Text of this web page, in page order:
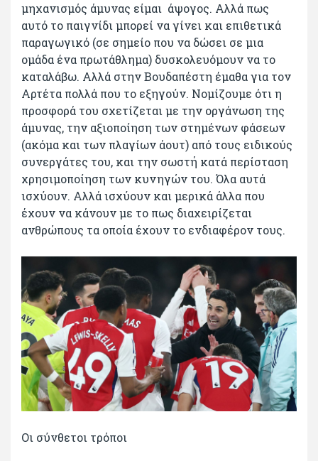
μηχανισμός άμυνας είμαι άψογος. Αλλά πως
αυτό το παιγνίδι μπορεί να γίνει και επιθετικά
παραγωγικό (σε σημείο που να δώσει σε μια
ομάδα ένα πρωτάθλημα) δυσκολευόμουν να το
καταλάβω. Αλλά στην Βουδαπέστη έμαθα για τον
Αρτέτα πολλά που το εξηγούν. Νομίζουμε ότι η
προσφορά του σχετίζεται με την οργάνωση της
άμυνας, την αξιοποίηση των στημένων φάσεων
(ακόμα και των πλαγίων άουτ) από τους ειδικούς
συνεργάτες του, και την σωστή κατά περίσταση
χρησιμοποίηση των κυνηγών του. Όλα αυτά
ισχύουν. Αλλά ισχύουν και μερικά άλλα που
έχουν να κάνουν με το πως διαχειρίζεται
ανθρώπους τα οποία έχουν το ενδιαφέρον τους.
Οι σύνθετοι τρόποι